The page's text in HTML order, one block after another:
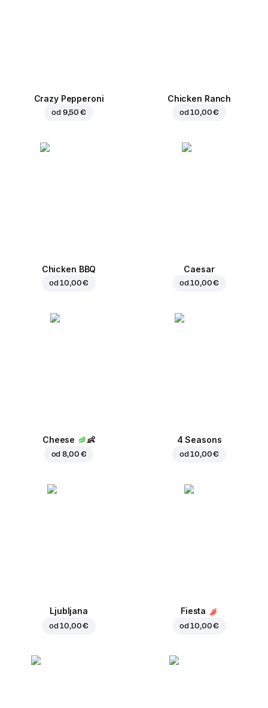
Crazy Pepperoni
od 9,50 €
Chicken Ranch
od10,00 €
Chicken BBQ
od10,00 €
Caesar
od10,00 €
Cheese 👶
od8,00 €
4 Seasons
od10,00 €
Ljubljana
od10,00 €
Fiesta
od10,00 €